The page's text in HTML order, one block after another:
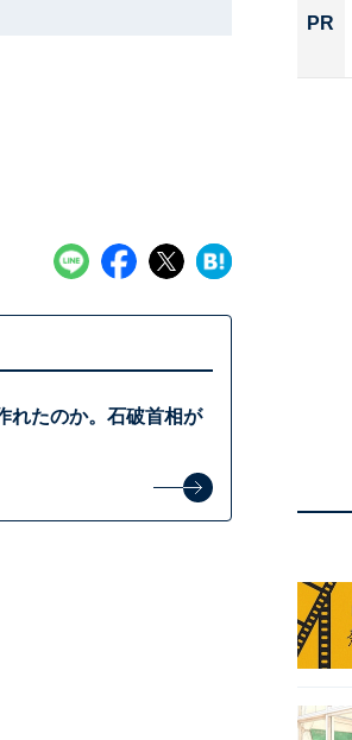
れたのか。石破首相が
PR